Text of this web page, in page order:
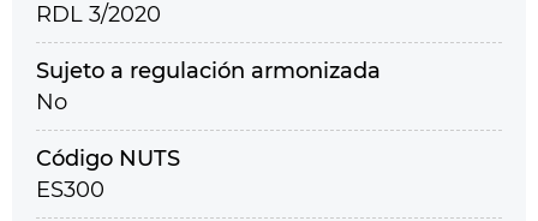
RDL 3/2020
Sujeto a regulación armonizada
No
Código NUTS
ES300